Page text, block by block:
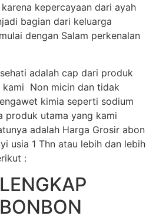
kepercayaan dari ayah
bagian dari keluarga
dengan Salam perkenalan
adalah cap dari produk
Non micin dan tidak
kimia seperti sodium
produk utama yang kami
adalah Harga Grosir abon
usia 1 Thn atau lebih dan lebih
: